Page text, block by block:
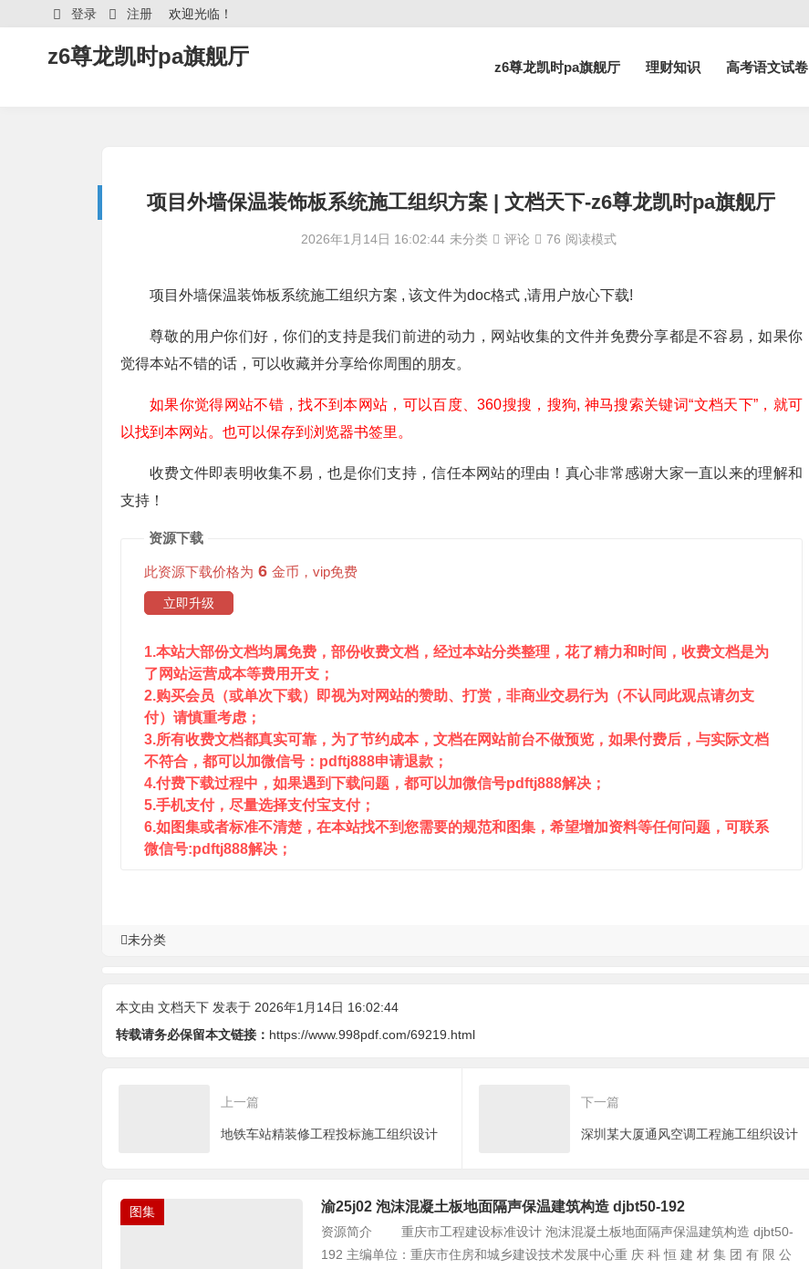
欢迎光临！
登录 注册
z6尊龙凯时pa旗舰厅 z6尊龙凯时pa旗舰厅 理财知识 高考语文试卷
项目外墙保温装饰板系统施工组织方案 | 文档天下-z6尊龙凯时pa旗舰厅
2026年1月14日 16:02:44 未分类 评论 76 阅读模式
项目外墙保温装饰板系统施工组织方案 , 该文件为doc格式 ,请用户放心下载!
尊敬的用户你们好，你们的支持是我们前进的动力，网站收集的文件并免费分享都是不容易，如果你
觉得本站不错的话，可以收藏并分享给你周围的朋友。
如果你觉得网站不错，找不到本网站，可以百度、360搜搜，搜狗, 神马搜索关键词“文档天下”，就可
以找到本网站。也可以保存到浏览器书签里。
收费文件即表明收集不易，也是你们支持，信任本网站的理由！真心非常感谢大家一直以来的理解和
支持！
资源下载
此资源下载价格为 6 金币，vip免费
立即升级
1.本站大部份文档均属免费，部份收费文档，经过本站分类整理，花了精力和时间，收费文档是为
了网站运营成本等费用开支；
2.购买会员（或单次下载）即视为对网站的赞助、打赏，非商业交易行为（不认同此观点请勿支
付）请慎重考虑；
3.所有收费文档都真实可靠，为了节约成本，文档在网站前台不做预览，如果付费后，与实际文档
不符合，都可以加微信号：pdftj888申请退款；
4.付费下载过程中，如果遇到下载问题，都可以加微信号pdftj888解决；
5.手机支付，尽量选择支付宝支付；
6.如图集或者标准不清楚，在本站找不到您需要的规范和图集，希望增加资料等任何问题，可联系
微信号:pdftj888解决；
未分类
本文由 文档天下 发表于 2026年1月14日 16:02:44
转载请务必保留本文链接： https://www.998pdf.com/69219.html
上一篇
地铁车站精装修工程投标施工组织设计
下一篇
深圳某大厦通风空调工程施工组织设计
图集 渝25j02 泡沫混凝土板地面隔声保温建筑构造 djbt50-192
资源简介 重庆市工程建设标准设计 泡沫混凝土板地面隔声保温建筑构造 djbt50-
192 主编单位：重庆市住房和城乡建设技术发展中心重 庆 科 恒 建 材 集 团 有 限 公